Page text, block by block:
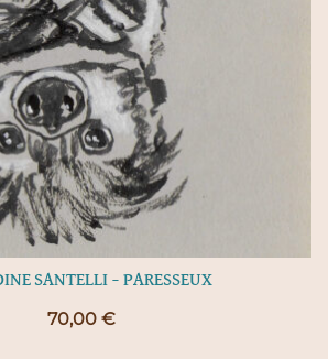
SANTELLI – PARESSEUX
70,00 €